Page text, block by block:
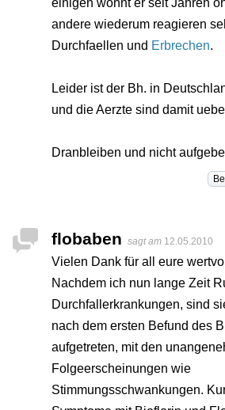
einigen wohnt er seit Jahren
andere wiederum reagieren
Durchfaellen und Erbrechen.
Leider ist der Bh. in
und die Aerzte sind damit
Dranbleiben und nicht
flobaben sagt am 12.05.2010
Vielen Dank für all eure
Nachdem ich nun lange Zeit
Durchfallerkrankungen, sind
nach dem ersten Befund des
aufgetreten, mit den
Folgeerscheinungen wie
Stimmungsschwankungen.